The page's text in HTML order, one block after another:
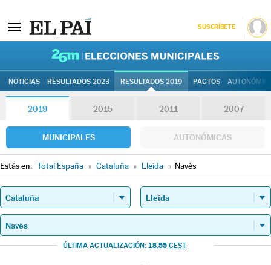
SUSCRÍBETE
NOTICIAS RESULTADOS 2023 RESULTADOS 2019 PACTOS
2019 2015 2011 2007
MUNICIPALES AUTONÓMICAS
Estás en: Total España » Cataluña » Lleida » Navès
ÚLTIMA ACTUALIZACIÓN: 18.55 CEST